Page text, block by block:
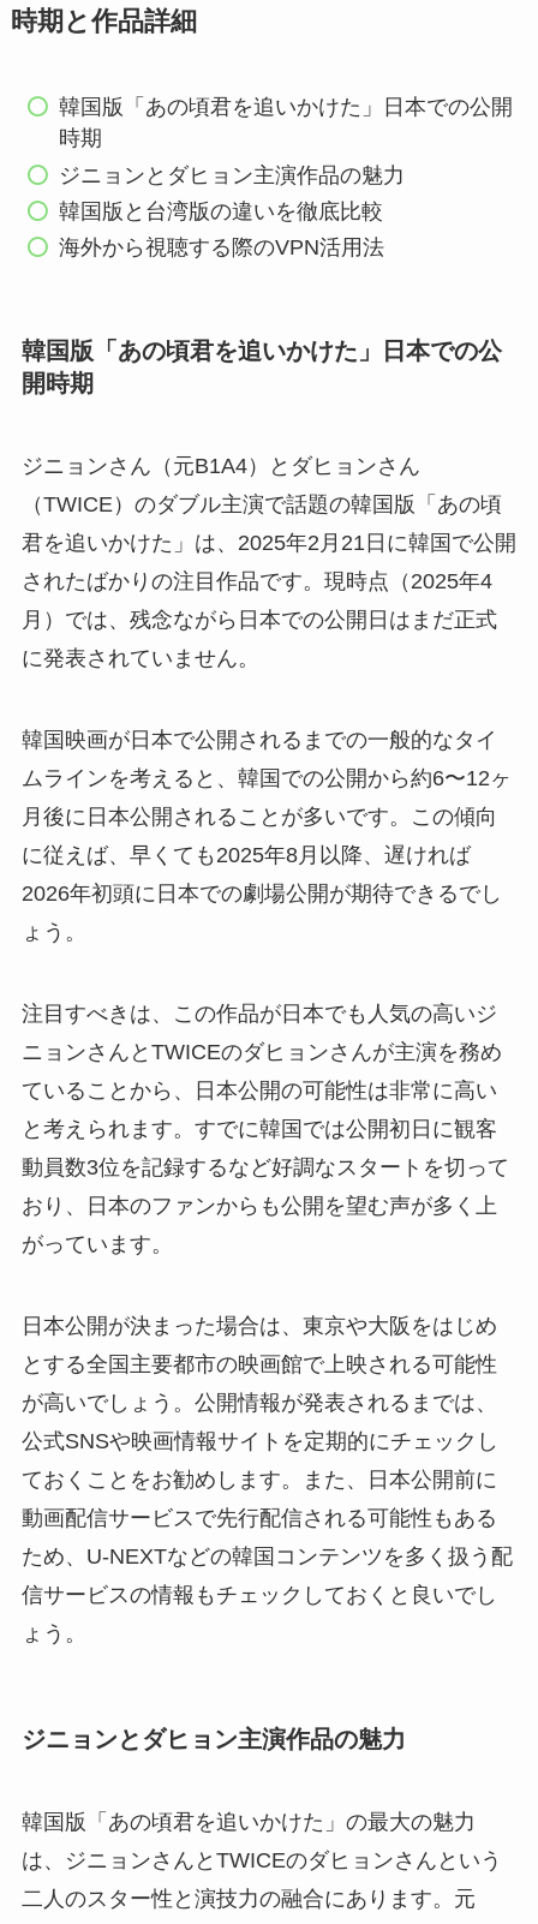
時期と作品詳細
韓国版「あの頃君を追いかけた」日本での公開
時期
ジニョンとダヒョン主演作品の魅力
韓国版と台湾版の違いを徹底比較
海外から視聴する際のVPN活用法
韓国版「あの頃君を追いかけた」日本での公
開時期
ジニョンさん（元B1A4）とダヒョンさん
（TWICE）のダブル主演で話題の韓国版「あの頃
君を追いかけた」は、2025年2月21日に韓国で公開
されたばかりの注目作品です。現時点（2025年4
月）では、残念ながら日本での公開日はまだ正式
に発表されていません。
韓国映画が日本で公開されるまでの一般的なタイ
ムラインを考えると、韓国での公開から約6〜12ヶ
月後に日本公開されることが多いです。この傾向
に従えば、早くても2025年8月以降、遅ければ
2026年初頭に日本での劇場公開が期待できるでし
ょう。
注目すべきは、この作品が日本でも人気の高いジ
ニョンさんとTWICEのダヒョンさんが主演を務め
ていることから、日本公開の可能性は非常に高い
と考えられます。すでに韓国では公開初日に観客
動員数3位を記録するなど好調なスタートを切って
おり、日本のファンからも公開を望む声が多く上
がっています。
日本公開が決まった場合は、東京や大阪をはじめ
とする全国主要都市の映画館で上映される可能性
が高いでしょう。公開情報が発表されるまでは、
公式SNSや映画情報サイトを定期的にチェックし
ておくことをお勧めします。また、日本公開前に
動画配信サービスで先行配信される可能性もある
ため、U-NEXTなどの韓国コンテンツを多く扱う配
信サービスの情報もチェックしておくと良いでし
ょう。
ジニョンとダヒョン主演作品の魅力
韓国版「あの頃君を追いかけた」の最大の魅力
は、ジニョンさんとTWICEのダヒョンさんという
二人のスター性と演技力の融合にあります。元